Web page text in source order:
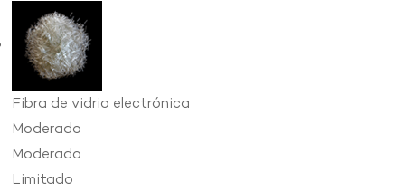
Fibra de vidrio electrónica
Moderado
Moderado
Limitado